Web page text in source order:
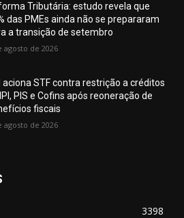
Tributária: estudo revela que
das PMEs ainda não se prepararam
a transição de setembro
agosto de 2026
aciona STF contra restrição a créditos
PIS e Cofins após reoneração de
fiscais
agosto de 2026
3398